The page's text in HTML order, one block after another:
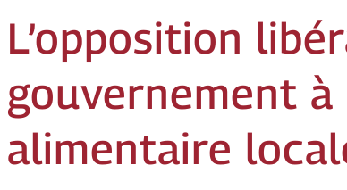
L’opposition
gouvernement
alimentaire